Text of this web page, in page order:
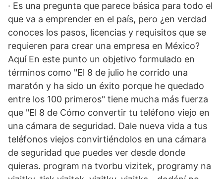
· Es una pregunta que parece básica para todo el
que va a emprender en el país, pero ¿en verdad
conoces los pasos, licencias y requisitos que se
requieren para crear una empresa en México?
Aquí En este punto un objetivo formulado en
términos como "El 8 de julio he corrido una
maratón y ha sido un éxito porque he quedado
entre los 100 primeros" tiene mucha más fuerza
que "El 8 de Cómo convertir tu teléfono viejo en
una cámara de seguridad. Dale nueva vida a tus
teléfonos viejos convirtiéndolos en una cámara
de seguridad que puedes ver desde donde
quieras. program na tvorbu vizitek, programy na